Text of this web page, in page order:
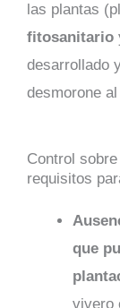
las plantas
fitosanitario
desarrollado
desmorone
Control
requisitos
que
vivero